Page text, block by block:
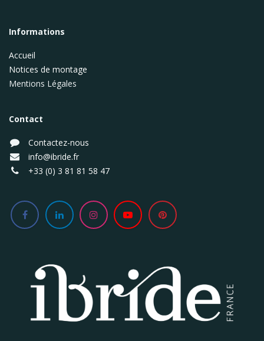
Informations
Accueil
Notices de montage
Mentions Légales
Contact
Contactez-nous
info@ibride.fr
+33 (0) 3 81 81 58 47